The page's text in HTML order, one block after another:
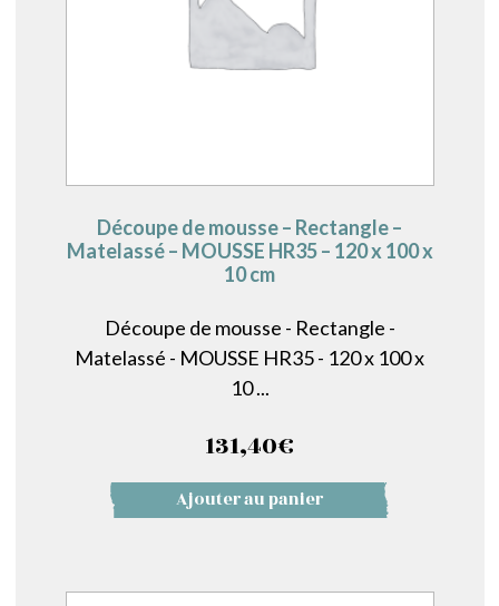
Découpe de mousse – Rectangle –
Matelassé – MOUSSE HR35 – 120 x 100 x
10 cm
Découpe de mousse - Rectangle -
Matelassé - MOUSSE HR35 - 120 x 100 x
10 ...
131,40€
Ajouter au panier